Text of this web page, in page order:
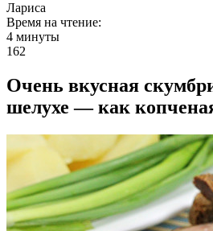
Лариса
Время на чтение:
4 минуты
162
Очень вкусная
шелухе — как